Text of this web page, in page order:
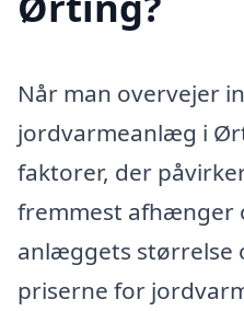
Når man overvejer
jordvarmeanlæg i
faktorer, der
fremmest afhænger
anlæggets størrelse
priserne for